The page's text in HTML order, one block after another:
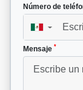
Número de
▼
Mensaje *